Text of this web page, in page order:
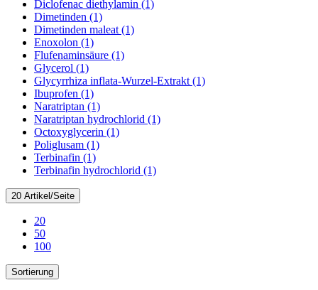
Diclofenac diethylamin (1)
Dimetinden (1)
Dimetinden maleat (1)
Enoxolon (1)
Flufenaminsäure (1)
Glycerol (1)
Glycyrrhiza inflata-Wurzel-Extrakt (1)
Ibuprofen (1)
Naratriptan (1)
Naratriptan hydrochlorid (1)
Octoxyglycerin (1)
Poliglusam (1)
Terbinafin (1)
Terbinafin hydrochlorid (1)
20 Artikel/Seite
20
50
100
Sortierung